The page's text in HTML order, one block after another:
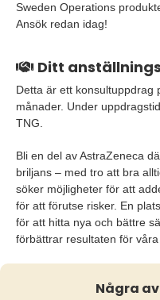
Sweden Operations
Ansök redan idag!
Ditt
Detta är ett konsultuppdrag
månader. Under
TNG.
Bli en del av AstraZeneca
briljans – med tro att bra
söker möjligheter för att
för att förutse risker. En
för att hitta nya och bättre
förbättrar resultaten för våra
Några